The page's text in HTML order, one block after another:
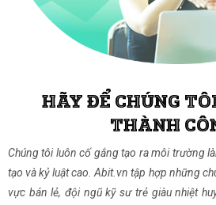
HÃY ĐỂ CHÚNG
THÀNH
Chúng tôi luôn cố gắng tạo ra môi trường
tạo và kỷ luật cao. Abit.vn tập hợp những
vực bán lẻ, đội ngũ kỹ sư trẻ giàu nhiệt